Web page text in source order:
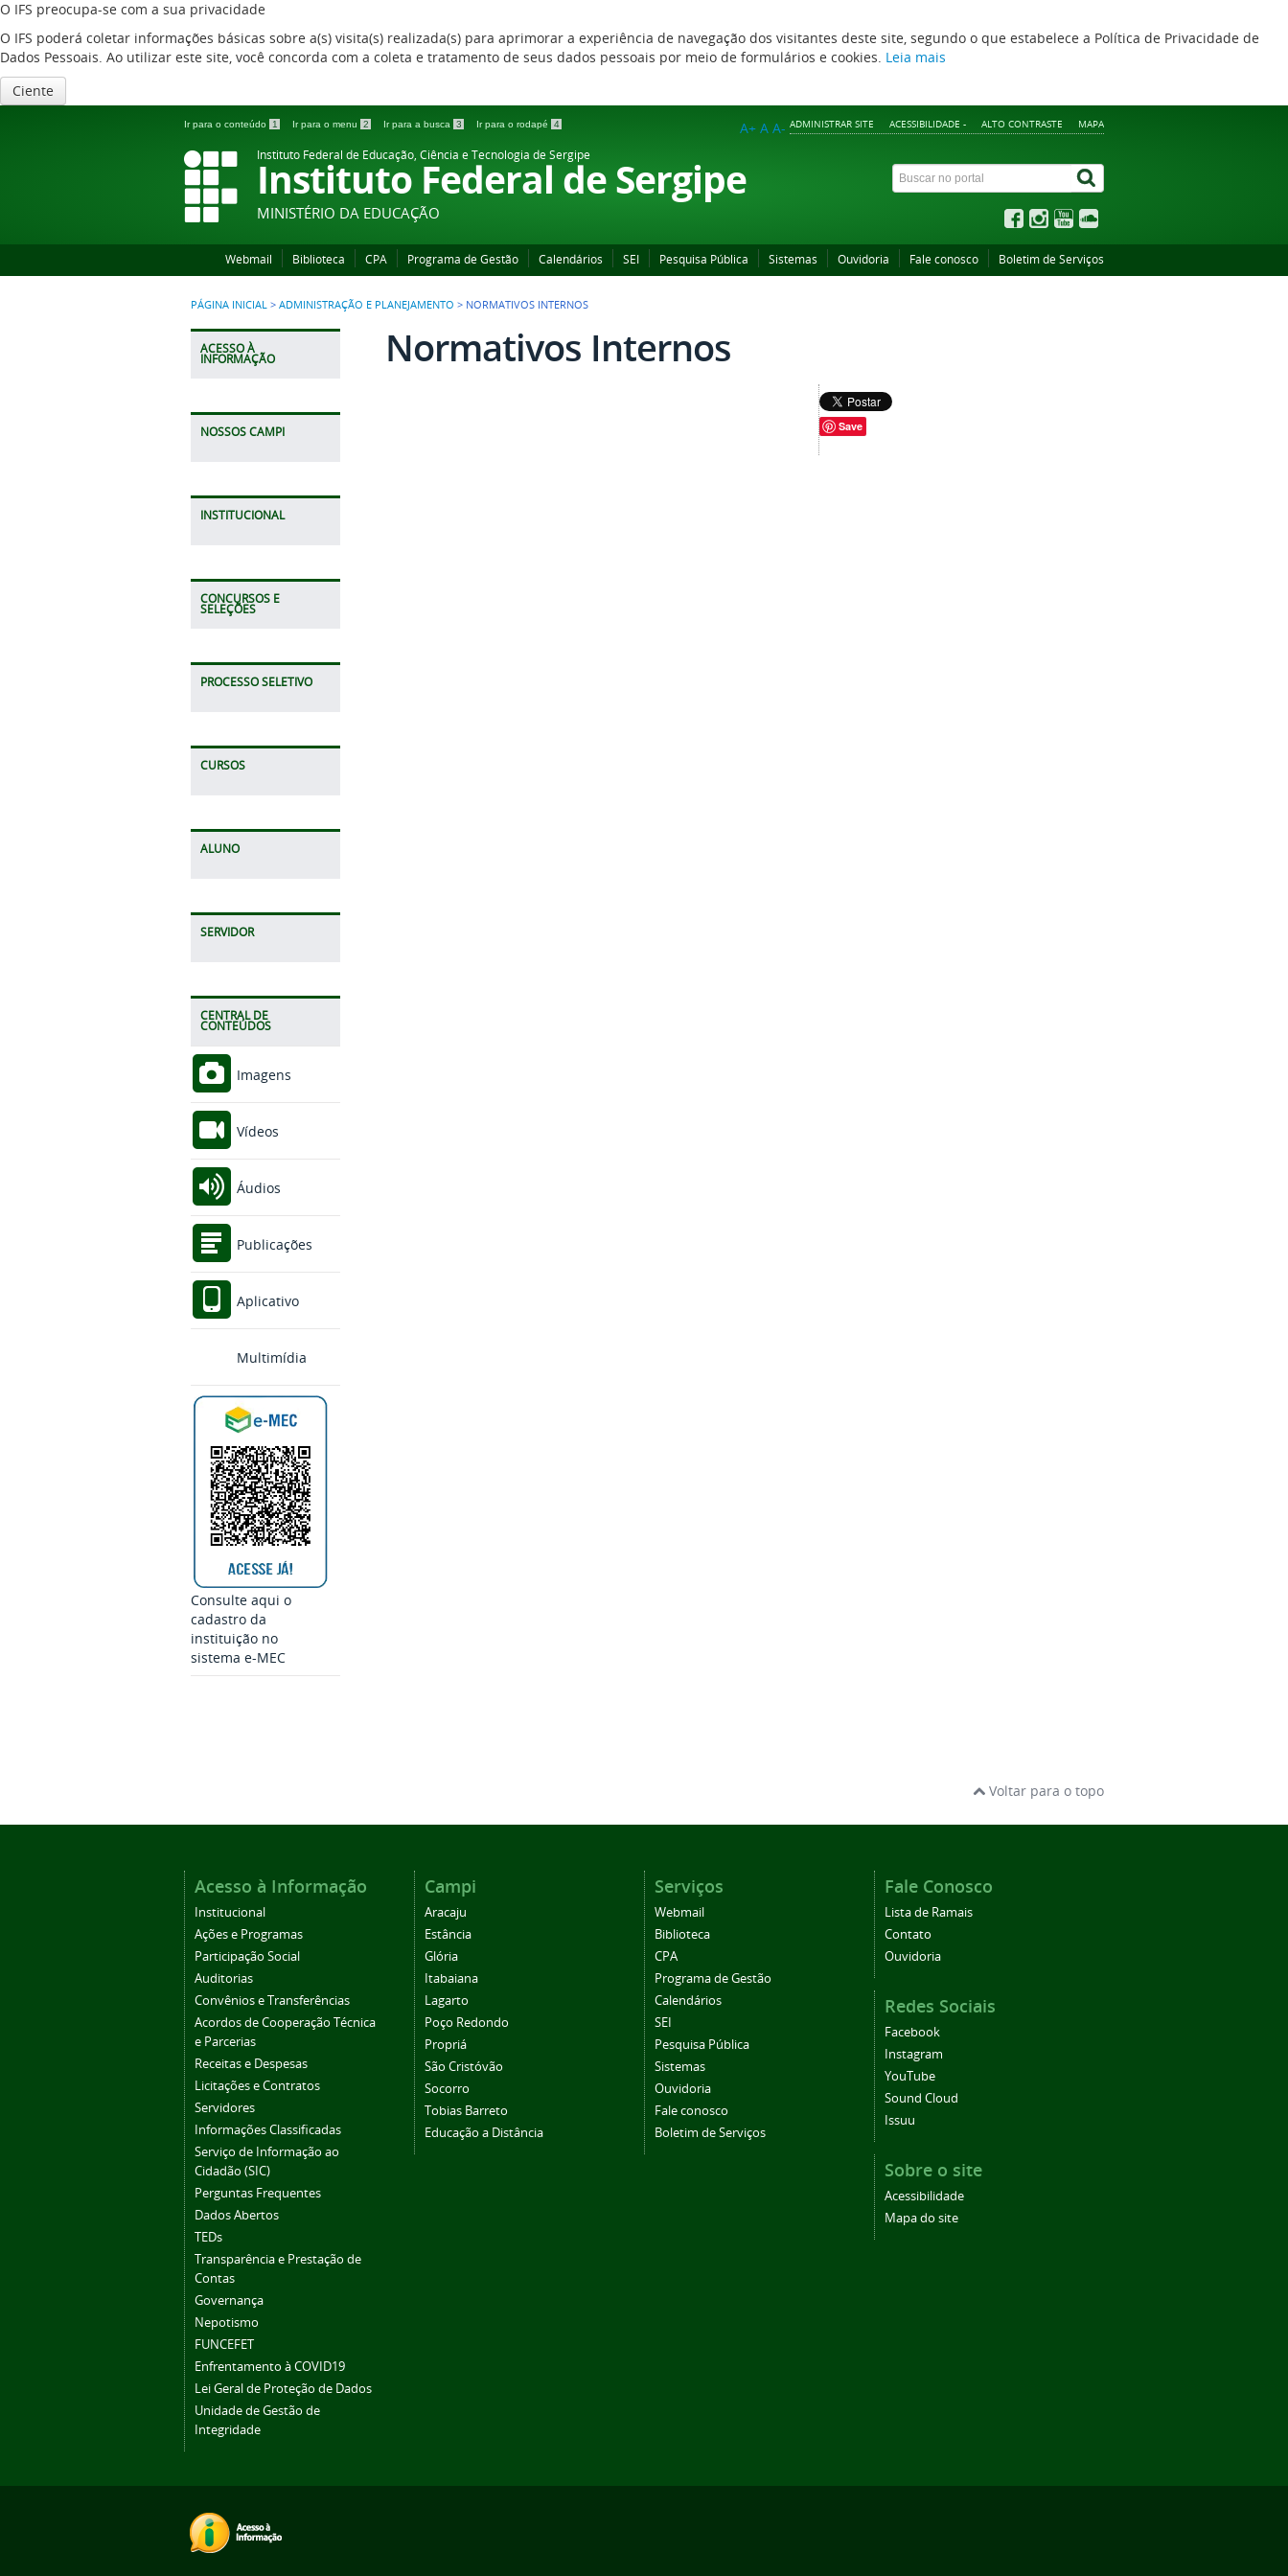
O IFS preocupa-se com a sua privacidade
O IFS poderá coletar informações básicas sobre a(s) visita(s) realizada(s) para aprimorar a experiência de navegação dos visitantes deste site, segundo o que estabelece a Política de Privacidade de
Dados Pessoais. Ao utilizar este site, você concorda com a coleta e tratamento de seus dados pessoais por meio de formulários e cookies. Leia mais
Ciente
Ir para o conteúdo 1 Ir para o menu 2 Ir para a busca 3 Ir para o rodapé 4 ADMINISTRAR SITE ACESSIBILIDADE - ALTO CONTRASTE MAPA
A+ A A-
Instituto Federal de Educação, Ciência e Tecnologia de Sergipe
Instituto Federal de Sergipe
MINISTÉRIO DA EDUCAÇÃO
Webmail Biblioteca CPA Programa de Gestão Calendários SEI Pesquisa Pública Sistemas Ouvidoria Fale conosco Boletim de Serviços
PÁGINA INICIAL > ADMINISTRAÇÃO E PLANEJAMENTO > NORMATIVOS INTERNOS
ACESSO À
INFORMAÇÃO
NOSSOS CAMPI
INSTITUCIONAL
CONCURSOS E
SELEÇÕES
PROCESSO SELETIVO
CURSOS
ALUNO
SERVIDOR
CENTRAL DE
CONTEÚDOS
Imagens
Vídeos
Áudios
Publicações
Aplicativo
Multimídia
Consulte aqui o
cadastro da
instituição no
sistema e-MEC
Normativos Internos
Save
Voltar para o topo
Acesso à Informação
Institucional
Ações e Programas
Participação Social
Auditorias
Convênios e Transferências
Acordos de Cooperação Técnica
e Parcerias
Receitas e Despesas
Licitações e Contratos
Servidores
Informações Classificadas
Serviço de Informação ao
Cidadão (SIC)
Perguntas Frequentes
Dados Abertos
TEDs
Transparência e Prestação de
Contas
Governança
Nepotismo
FUNCEFET
Enfrentamento à COVID19
Lei Geral de Proteção de Dados
Unidade de Gestão de
Integridade
Campi
Aracaju
Estância
Glória
Itabaiana
Lagarto
Poço Redondo
Propriá
São Cristóvão
Socorro
Tobias Barreto
Educação a Distância
Serviços
Webmail
Biblioteca
CPA
Programa de Gestão
Calendários
SEI
Pesquisa Pública
Sistemas
Ouvidoria
Fale conosco
Boletim de Serviços
Fale Conosco
Lista de Ramais
Contato
Ouvidoria
Redes Sociais
Facebook
Instagram
YouTube
Sound Cloud
Issuu
Sobre o site
Acessibilidade
Mapa do site